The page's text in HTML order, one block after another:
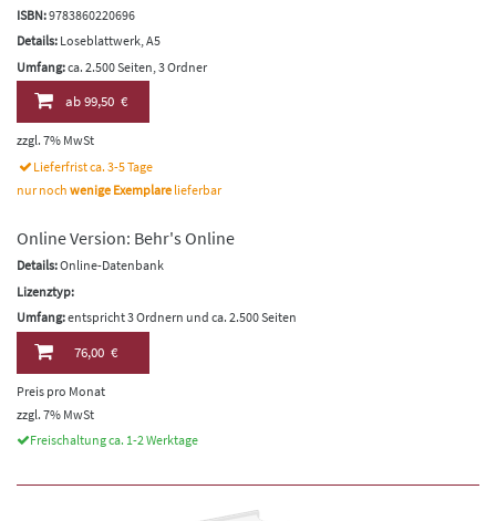
ISBN:9783860220696
Details: Loseblattwerk, A5
Umfang:ca. 2.500 Seiten, 3 Ordner
ab99,50 €
zzgl. 7% MwSt
Lieferfrist ca. 3-5 Tage
nur noch wenige Exemplare lieferbar
Online Version: Behr's Online
Details:Online-Datenbank
Lizenztyp:
Umfang:entspricht 3 Ordnern und ca. 2.500 Seiten
76,00 €
Preis pro Monat
zzgl. 7% MwSt
Freischaltung ca. 1-2 Werktage